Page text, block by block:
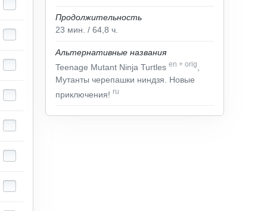
Продолжительность
23 мин. / 64,8 ч.
Альтернативные названия
Teenage Mutant Ninja Turtles en + orig
Мутанты черепашки ниндзя. Новые
приключения! ru